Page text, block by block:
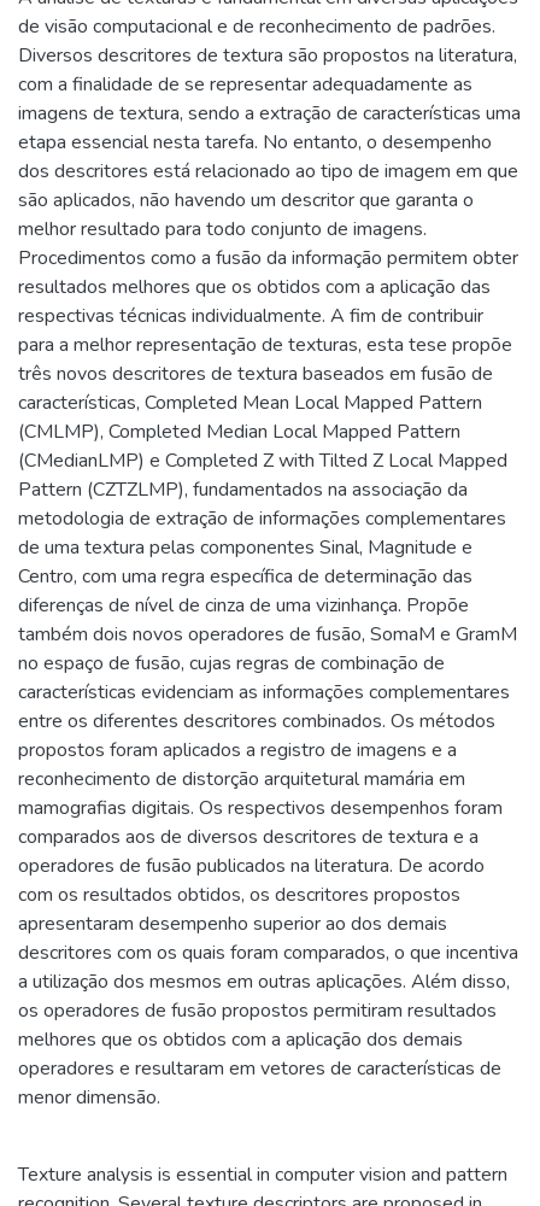
de visão computacional e de reconhecimento de padrões.
Diversos descritores de textura são propostos na literatura,
com a finalidade de se representar adequadamente as
imagens de textura, sendo a extração de características uma
etapa essencial nesta tarefa. No entanto, o desempenho
dos descritores está relacionado ao tipo de imagem em que
são aplicados, não havendo um descritor que garanta o
melhor resultado para todo conjunto de imagens.
Procedimentos como a fusão da informação permitem obter
resultados melhores que os obtidos com a aplicação das
respectivas técnicas individualmente. A fim de contribuir
para a melhor representação de texturas, esta tese propõe
três novos descritores de textura baseados em fusão de
características, Completed Mean Local Mapped Pattern
(CMLMP), Completed Median Local Mapped Pattern
(CMedianLMP) e Completed Z with Tilted Z Local Mapped
Pattern (CZTZLMP), fundamentados na associação da
metodologia de extração de informações complementares
de uma textura pelas componentes Sinal, Magnitude e
Centro, com uma regra específica de determinação das
diferenças de nível de cinza de uma vizinhança. Propõe
também dois novos operadores de fusão, SomaM e GramM
no espaço de fusão, cujas regras de combinação de
características evidenciam as informações complementares
entre os diferentes descritores combinados. Os métodos
propostos foram aplicados a registro de imagens e a
reconhecimento de distorção arquitetural mamária em
mamografias digitais. Os respectivos desempenhos foram
comparados aos de diversos descritores de textura e a
operadores de fusão publicados na literatura. De acordo
com os resultados obtidos, os descritores propostos
apresentaram desempenho superior ao dos demais
descritores com os quais foram comparados, o que incentiva
a utilização dos mesmos em outras aplicações. Além disso,
os operadores de fusão propostos permitiram resultados
melhores que os obtidos com a aplicação dos demais
operadores e resultaram em vetores de características de
menor dimensão.
Texture analysis is essential in computer vision and pattern